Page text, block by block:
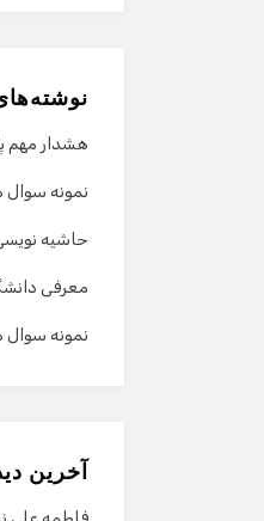
هشدار مهم
نمونه
حاشیه
معرفی
نمونه سوال هندسه 1
آخرین